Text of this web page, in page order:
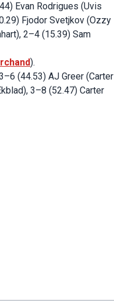
Evan Rodrigues (Uvis
Fjodor Svetjkov (Ozzy
2–4 (15.39) Sam
).
(44.53) AJ Greer (Carter
3–8 (52.47) Carter